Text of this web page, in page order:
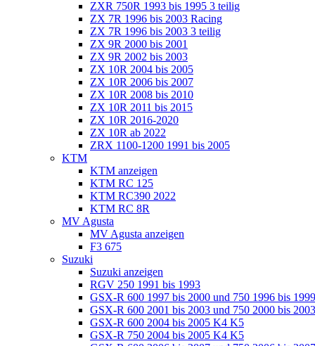
ZXR 750R 1993 bis 1995 3 teilig
ZX 7R 1996 bis 2003 Racing
ZX 7R 1996 bis 2003 3 teilig
ZX 9R 2000 bis 2001
ZX 9R 2002 bis 2003
ZX 10R 2004 bis 2005
ZX 10R 2006 bis 2007
ZX 10R 2008 bis 2010
ZX 10R 2011 bis 2015
ZX 10R 2016-2020
ZX 10R ab 2022
ZRX 1100-1200 1991 bis 2005
KTM
KTM anzeigen
KTM RC 125
KTM RC390 2022
KTM RC 8R
MV Agusta
MV Agusta anzeigen
F3 675
Suzuki
Suzuki anzeigen
RGV 250 1991 bis 1993
GSX-R 600 1997 bis 2000 und 750 1996 bis 1999
GSX-R 600 2001 bis 2003 und 750 2000 bis
GSX-R 600 2004 bis 2005 K4 K5
GSX-R 750 2004 bis 2005 K4 K5